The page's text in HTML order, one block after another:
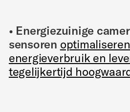
• Energiezuinige
sensoren
energieverbruik en
tegelijkertijd